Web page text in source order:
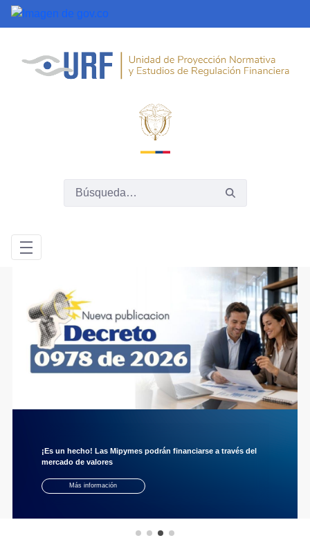
Saltar al contenido principal
¡Es un hecho! Las Mipymes podrán financiarse a través del
mercado de valores
Más información